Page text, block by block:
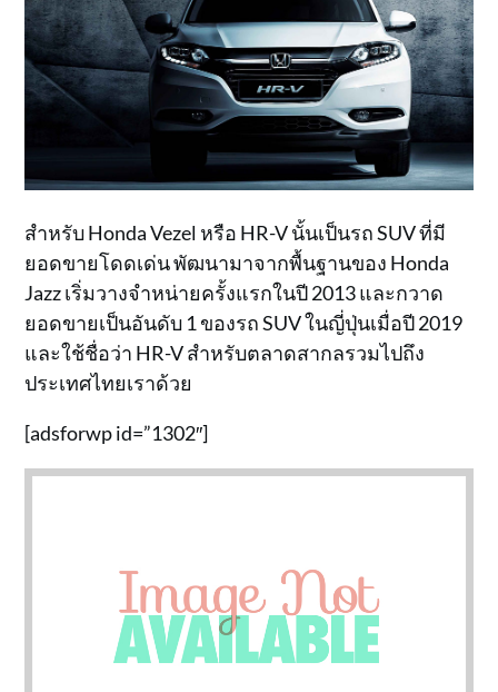
สำหรับ Honda Vezel หรือ HR-V นั้นเป็นรถ SUV ที่มี
ยอดขายโดดเด่น พัฒนามาจากพื้นฐานของ Honda
Jazz เริ่มวางจำหน่ายครั้งแรกในปี 2013 และกวาด
ยอดขายเป็นอันดับ 1 ของรถ SUV ในญี่ปุ่นเมื่อปี 2019
และใช้ชื่อว่า HR-V สำหรับตลาดสากลรวมไปถึง
ประเทศไทยเราด้วย
[adsforwp id=”1302″]